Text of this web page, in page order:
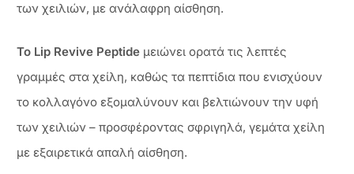
των χειλιών, με ανάλαφρη αίσθηση.
Το Lip Revive Peptide μειώνει ορατά τις λεπτές
γραμμές στα χείλη, καθώς τα πεπτίδια που ενισχύουν
το κολλαγόνο εξομαλύνουν και βελτιώνουν την υφή
των χειλιών – προσφέροντας σφριγηλά, γεμάτα χείλη
με εξαιρετικά απαλή αίσθηση.